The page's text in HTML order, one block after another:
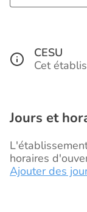
CESU
Cet
Jours et
horaires
Ajouter des